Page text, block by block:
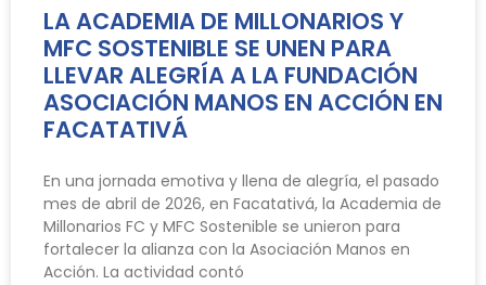
LA ACADEMIA DE MILLONARIOS Y
MFC SOSTENIBLE SE UNEN PARA
LLEVAR ALEGRÍA A LA FUNDACIÓN
ASOCIACIÓN MANOS EN ACCIÓN EN
FACATATIVÁ
En una jornada emotiva y llena de alegría, el pasado
mes de abril de 2026, en Facatativá, la Academia de
Millonarios FC y MFC Sostenible se unieron para
fortalecer la alianza con la Asociación Manos en
Acción. La actividad contó